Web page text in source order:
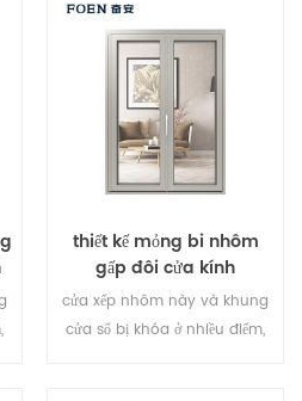
thiết kế mỏng bi nhôm
gấp đôi cửa kính
cửa xếp nhôm này và khung
cửa sổ bị khóa ở nhiều điểm,